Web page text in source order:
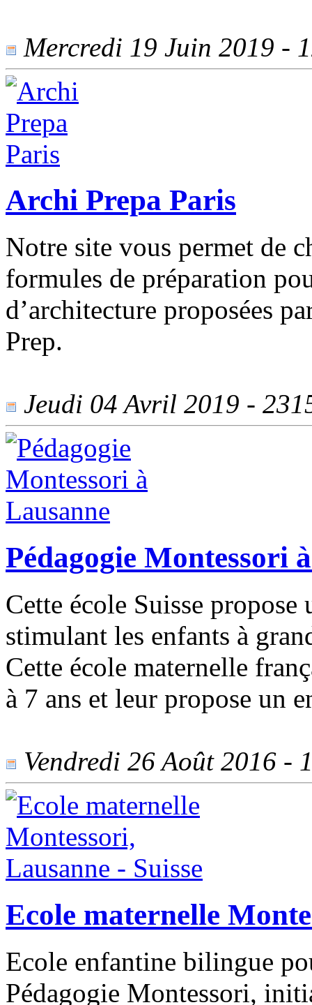
Mercredi 19 Juin 2019 -
Archi Prepa Paris
Notre site vous permet de
formules de préparation
d’architecture proposées
Prep.
Jeudi 04 Avril 2019 -
Pédagogie Montessori
Cette école Suisse propose
stimulant les enfants à
Cette école maternelle
à 7 ans et leur propose un
Vendredi 26 Août 2016 -
Ecole maternelle
Ecole enfantine bilingue
Pédagogie Montessori,